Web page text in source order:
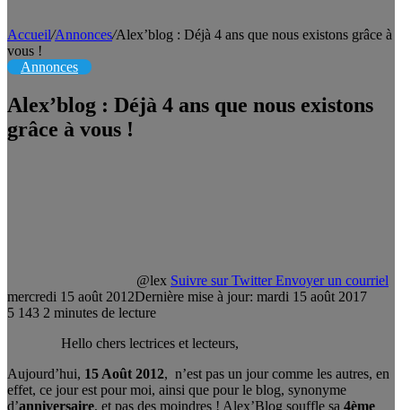
Accueil/Annonces/Alex’blog : Déjà 4 ans que nous existons grâce à
vous !
Annonces
Alex’blog : Déjà 4 ans que nous existons
grâce à vous !
@lex Suivre sur Twitter Envoyer un courriel
mercredi 15 août 2012Dernière mise à jour: mardi 15 août 2017
5 143 2 minutes de lecture
Hello chers lectrices et lecteurs,
Aujourd’hui, 15 Août 2012, n’est pas un jour comme les autres, en
effet, ce jour est pour moi, ainsi que pour le blog, synonyme
d’anniversaire, et pas des moindres ! Alex’Blog souffle sa 4ème